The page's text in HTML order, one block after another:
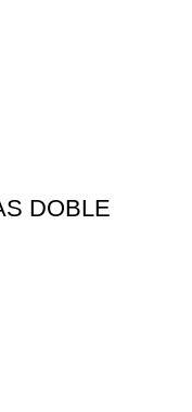
DOBLE